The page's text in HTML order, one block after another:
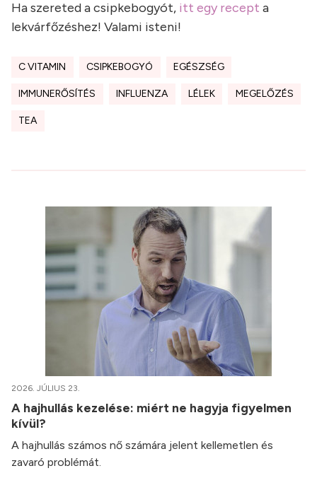
Ha szereted a csipkebogyót, itt egy recept a
lekvárfőzéshez! Valami isteni!
C VITAMIN CSIPKEBOGYÓ EGÉSZSÉG
IMMUNERŐSÍTÉS INFLUENZA LÉLEK MEGELŐZÉS
TEA
2026. JÚLIUS 23.
A hajhullás kezelése: miért ne hagyja figyelmen
kívül?
A hajhullás számos nő számára jelent kellemetlen és
zavaró problémát.